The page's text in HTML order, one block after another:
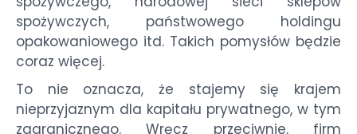
spożywczych, państwowego holdingu
opakowaniowego itd. Takich pomysłów będzie
coraz więcej.
To nie oznacza, że stajemy się krajem
nieprzyjaznym dla kapitału prywatnego, w tym
zagranicznego. Wręcz przeciwnie, firm